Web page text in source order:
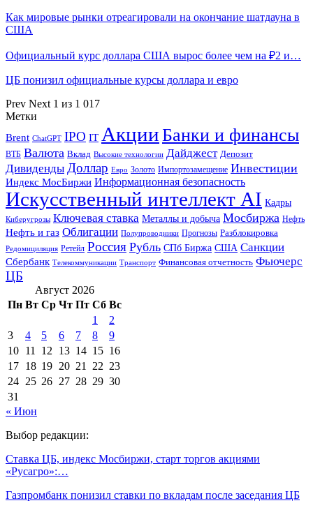
Как мировые рынки отреагировали на окончание шатдауна в
США
Официальный курс доллара США вырос более чем на ₽2 и…
ЦБ понизил официальные курсы доллара и евро
Prev Next 1 из 1 017
Метки
Brent ChatGPT IPO IT АкцииБанки и финансы
ВТБ Валюта Вклад Высокие технологии Дайджест Депозит
Дивиденды Доллар Евро Золото Импортозамещение Инвестиции
Индекс МосБиржи Информационная безопасность
Искусственный интеллект AI Кадры
Киберугрозы Ключевая ставка Металлы и добыча Мосбиржа Нефть
Нефть и газ Облигации Полупроводники Прогнозы Разблокировка
Редомициляция Ретейл Россия Рубль СПб Биржа США Санкции
Сбербанк Телекоммуникации Транспорт Финансовая отчетность Фьючерс
ЦБ
Август 2026
Пн Вт Ср Чт Пт Сб Вс
1
2
3
4 5 6 7 8
9
10 11 12 13 14 15 16
17 18 19 20 21 22 23
24 25 26 27 28 29 30
31
« Июн
Выбор редакции:
Ставка ЦБ, индекс Мосбиржи, старт торгов акциями
«Русагро»:…
Газпромбанк понизил ставки по вкладам после заседания ЦБ